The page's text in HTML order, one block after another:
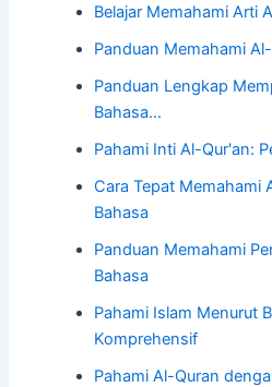
Belajar Memahami Arti
Panduan Memahami
Panduan Lengkap
Bahasa…
Pahami Inti Al-Qur'an:
Cara Tepat Memahami
Bahasa
Panduan Memahami
Bahasa
Pahami Islam Menurut
Komprehensif
Pahami Al-Quran